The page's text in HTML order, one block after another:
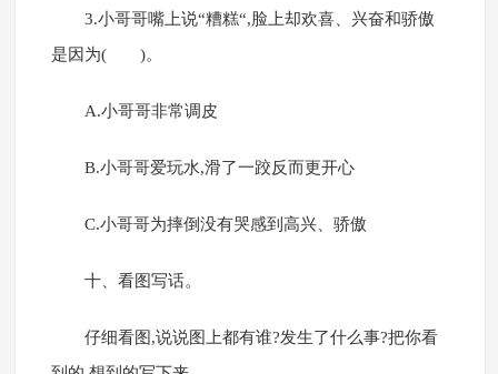
3.小哥哥嘴上说“糟糕“,脸上却欢喜、兴奋和骄傲
是因为( )。
A.小哥哥非常调皮
B.小哥哥爱玩水,滑了一跤反而更开心
C.小哥哥为摔倒没有哭感到高兴、骄傲
十、看图写话。
仔细看图,说说图上都有谁?发生了什么事?把你看